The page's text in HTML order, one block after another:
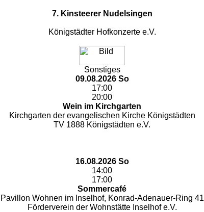
7. Kinsteerer Nudelsingen
Königstädter Hofkonzerte e.V.
Sonstiges
09.08.2026 So
17:00
20:00
Wein im Kirchgarten
Kirchgarten der evangelischen Kirche Königstädten
TV 1888 Königstädten e.V.
16.08.2026 So
14:00
17:00
Sommercafé
Pavillon Wohnen im Inselhof, Konrad-Adenauer-Ring 41
Förderverein der Wohnstätte Inselhof e.V.